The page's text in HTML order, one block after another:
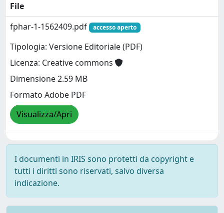
File
fphar-1-1562409.pdf
accesso aperto
Tipologia: Versione Editoriale (PDF)
Licenza: Creative commons
Dimensione 2.59 MB
Formato Adobe PDF
Visualizza/Apri
I documenti in IRIS sono protetti da copyright e
tutti i diritti sono riservati, salvo diversa
indicazione.